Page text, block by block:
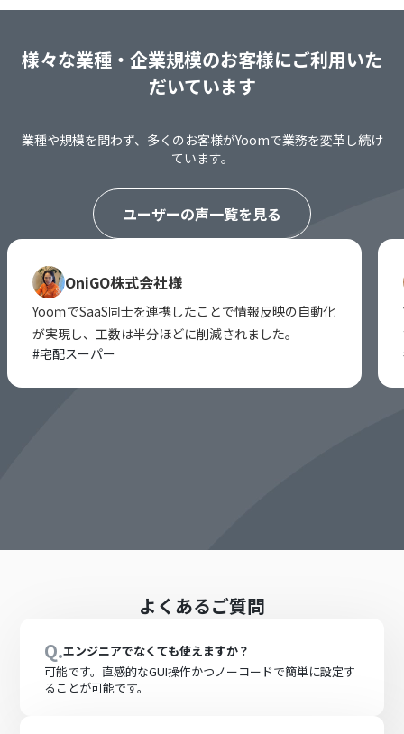
様々な業種・企業規模のお客様にご利用いた
だいています
業種や規模を問わず、多くのお客様がYoomで業務を変革し続け
ています。
ユーザーの声一覧を見る
OniGO株式会社様
YooｍでSaaS同士を連携したことで情報反映の自動化
が実現し、工数は半分ほどに削減されました。
#宅配スーパー
よくあるご質問
Q.エンジニアでなくても使えますか？
可能です。直感的なGUI操作かつノーコードで簡単に設定す
ることが可能です。